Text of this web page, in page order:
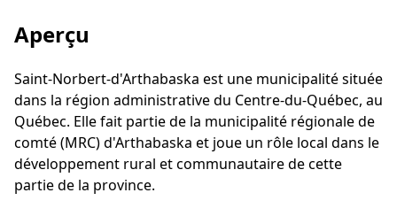
Aperçu
Saint-Norbert-d'Arthabaska est une municipalité située
dans la région administrative du Centre-du-Québec, au
Québec. Elle fait partie de la municipalité régionale de
comté (MRC) d'Arthabaska et joue un rôle local dans le
développement rural et communautaire de cette
partie de la province.